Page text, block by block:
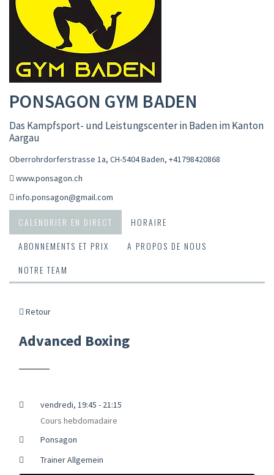
PONSAGON GYM BADEN
Das Kampfsport- und Leistungscenter in Baden im Kanton
Aargau
Oberrohrdorferstrasse 1a, CH-5404 Baden, +41798420868
www.ponsagon.ch
info.ponsagon@gmail.com
CALENDRIER EN DIRECT
HORAIRE
ABONNEMENTS ET PRIX
A PROPOS DE NOUS
NOTRE TEAM
Retour
Advanced Boxing
vendredi, 19:45 - 21:15
Cours hebdomadaire
Ponsagon
Trainer Allgemein